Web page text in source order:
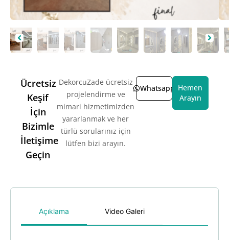
Ücretsiz
Keşif
İçin
Bizimle
İletişime
Geçin
DekorcuZade ücretsiz
projelendirme ve
mimari hizmetimizden
yararlanmak ve her
türlü sorularınız için
lütfen bizi arayın.
Whatsapp
Hemen
Arayın
Açıklama Video Galeri